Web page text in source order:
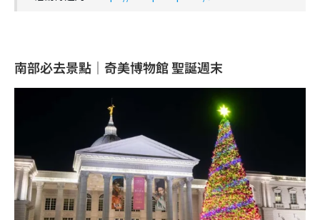
南部必去景點｜奇美博物館 聖誕週末